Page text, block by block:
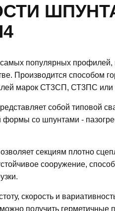
популярных профилей,
Производится способом
марок СТ3СП, СТ3ПС или
собой типовой
формы со шпунтами -
секциям плотно
сооружение,
скорость и
получить герметичные